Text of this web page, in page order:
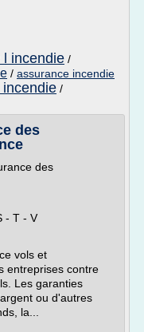
l incendie /
/ assurance incendie
/
des
des
- T - V
vols et
entreprises contre
Les garanties
ou d'autres
la...